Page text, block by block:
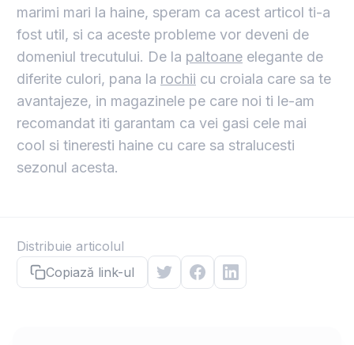
marimi mari la haine, speram ca acest articol ti-a
fost util, si ca aceste probleme vor deveni de
domeniul trecutului. De la paltoane elegante de
diferite culori, pana la rochii cu croiala care sa te
avantajeze, in magazinele pe care noi ti le-am
recomandat iti garantam ca vei gasi cele mai
cool si tineresti haine cu care sa stralucesti
sezonul acesta.
Distribuie articolul
Copiază link-ul